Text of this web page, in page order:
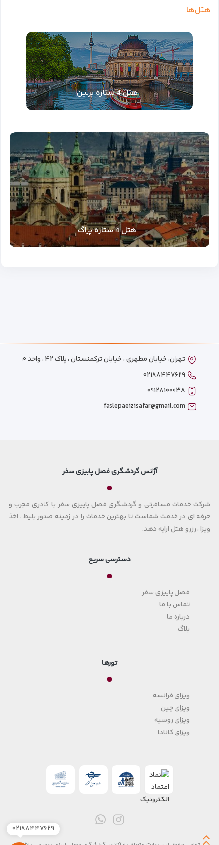
هتل‌ها
هتل 4 ستاره برلین
هتل 4 ستاره پراگ
تهران، خیابان مطهری ، خیابان ترکمنستان ، پلاک ۴۲ ، واحد ۱۰
۰۲۱۸۸۴۴۷۶۲۹
۰۹۱۲۸۱۰۰۰۳۸
faslepaeizisafar@gmail.com
آژانس گردشگری فصل پاییزی سفر
شرکت خدمات مسافرتی و گردشگری فصل پاییزی سفر با کادری مجرب و
حرفه ای در خدمت شماست تا بهترین خدمات را در زمینه صدور بلیط ، اخذ
ویزا ، رزرو هتل ارایه دهد.
دسترسی سریع
فصل پاییزی سفر
تماس با ما
درباره ما
بلاگ
تورها
ویزای فرانسه
ویزای چین
ویزای روسیه
ویزای کانادا
۰۲۱۸۸۴۴۷۶۲۹